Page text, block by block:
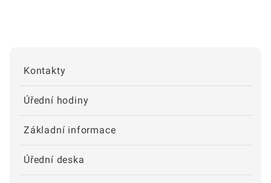
Kontakty
Úřední hodiny
Základní informace
Úřední deska